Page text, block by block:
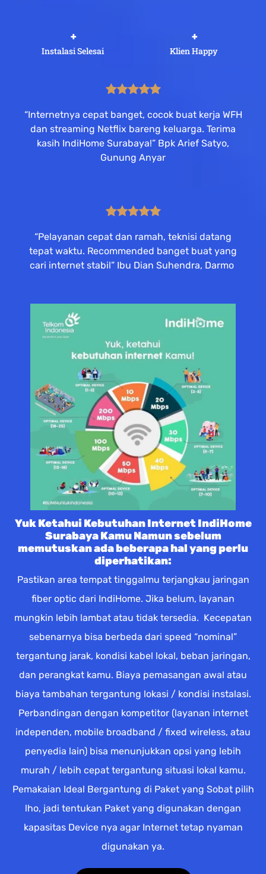
Instalasi Selesai
+
Klien Happy
+
“Internetnya cepat banget, cocok buat kerja WFH
dan streaming Netflix bareng keluarga. Terima
kasih IndiHome Surabaya!” Bpk Arief Satyo,
Gunung Anyar
“Pelayanan cepat dan ramah, teknisi datang
tepat waktu. Recommended banget buat yang
cari internet stabil” Ibu Dian Suhendra, Darmo
Yuk Ketahui Kebutuhan Internet IndiHome
Surabaya Kamu Namun sebelum
memutuskan ada beberapa hal yang perlu
diperhatikan:
Pastikan area tempat tinggalmu terjangkau jaringan
fiber optic dari IndiHome. Jika belum, layanan
mungkin lebih lambat atau tidak tersedia. Kecepatan
sebenarnya bisa berbeda dari speed “nominal”
tergantung jarak, kondisi kabel lokal, beban jaringan,
dan perangkat kamu. Biaya pemasangan awal atau
biaya tambahan tergantung lokasi / kondisi instalasi.
Perbandingan dengan kompetitor (layanan internet
independen, mobile broadband / fixed wireless, atau
penyedia lain) bisa menunjukkan opsi yang lebih
murah / lebih cepat tergantung situasi lokal kamu.
Pemakaian Ideal Bergantung di Paket yang Sobat pilih
lho, jadi tentukan Paket yang digunakan dengan
kapasitas Device nya agar Internet tetap nyaman
digunakan ya.